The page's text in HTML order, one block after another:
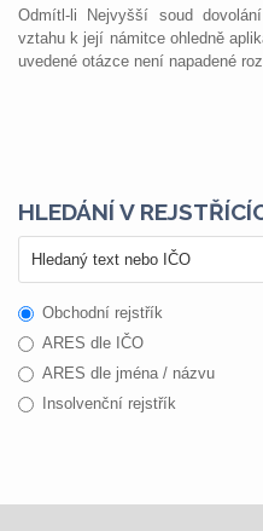
Odmítl-li Nejvyšší soud
vztahu k její námitce ohledně
uvedené otázce není napadené
HLEDÁNÍ V
Obchodní rejstřík
ARES dle IČO
ARES dle jména / názvu
Insolvenční rejstřík